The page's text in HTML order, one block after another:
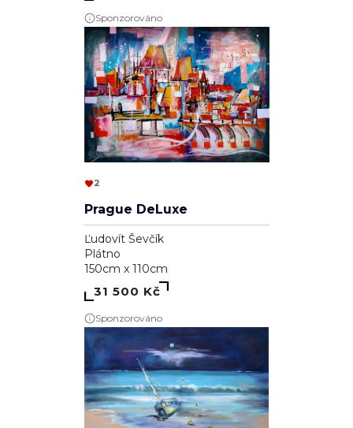
Sponzorováno
2
Prague DeLuxe
Ľudovít Ševčík
Plátno
150cm x 110cm
31 500 Kč
Sponzorováno